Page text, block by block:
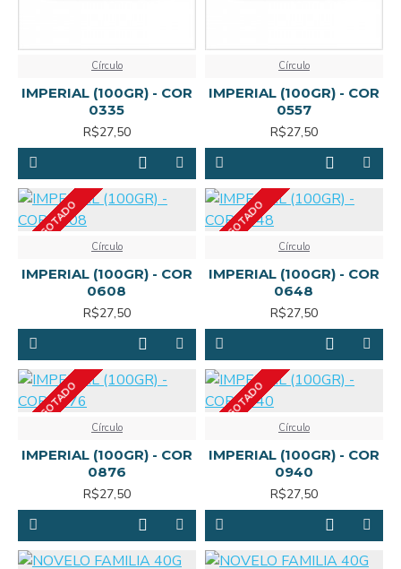
Círculo
IMPERIAL (100GR) - COR
0335
R$27,50
Círculo
IMPERIAL (100GR) - COR
0557
R$27,50
ESGOTADO Círculo
IMPERIAL (100GR) - COR
0608
R$27,50
ESGOTADO Círculo
IMPERIAL (100GR) - COR
0648
R$27,50
ESGOTADO Círculo
IMPERIAL (100GR) - COR
0876
R$27,50
ESGOTADO Círculo
IMPERIAL (100GR) - COR
0940
R$27,50